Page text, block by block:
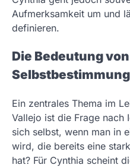
Aufmerksamkeit um und
definieren.
Die Bedeutung
Selbstbestimmung
Ein zentrales Thema im
Vallejo ist die Frage nach
sich selbst, wenn man in
wird, die bereits eine
hat? Für Cynthia scheint